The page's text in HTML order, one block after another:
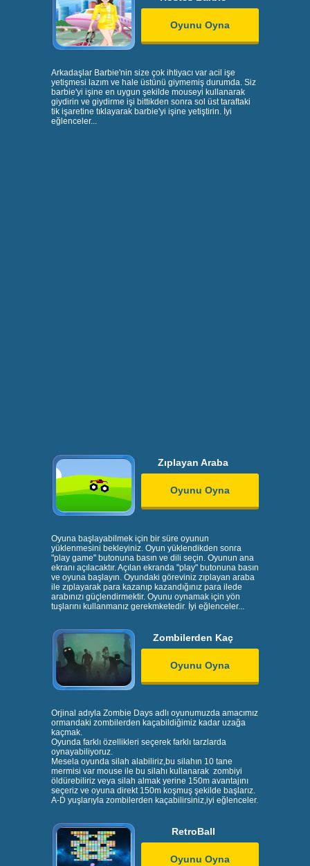
Oyunu Oyna
Arkadaşlar Barbie'nin size çok ihtiyacı var acil işe
yetişmesi lazım ve hale üstünü giymemiş durumda. Siz
barbie'yi işine en uygun şekilde mouseyi kullanarak
giydirin ve giydirme işi bittikden sonra sol üst taraftaki
tik işaretine tıklayarak barbie'yi işine yetiştirin. İyi
eğlenceler...
Zıplayan Araba
Oyunu Oyna
Oyuna başlayabilmek için bir süre oyunun
yüklenmesini bekleyiniz. Oyun yüklendikden sonra
"play game" butonuna basın ve dili seçin. Oyunun ana
ekranı açılacaktır. Açılan ekranda "play" butonuna basın
ve oyuna başlayın. Oyundaki göreviniz zıplayan araba
ile zıplayarak para kazanıp kazandığınız para ilede
arabınızı güçlendirmektir. Oyunu oynamak için yön
tuşlarını kullanmanız gerekmketedir. İyi eğlenceler...
Zombilerden Kaç
Oyunu Oyna
Orjinal adıyla Zombie Days adlı oyunumuzda amacımız
ormandaki zombilerden kaçabildiğimiz kadar uzağa
kaçmak.
Oyunda farklı özellikleri seçerek farklı tarzlarda
oynayabiliyoruz.
Mesela oyunda silah alabiliriz,bu silahın 10 tane
mermisi var mouse ile bu silahı kullanarak zombiyi
öldürebiliriz veya silah almak yerine 150m avantajını
seçeriz ve oyuna direkt 150m koşmuş şekilde başlarız.
A-D yuşlarıyla zombilerden kaçabilirsiniz,iyi eğlenceler.
RetroBall
Oyunu Oyna